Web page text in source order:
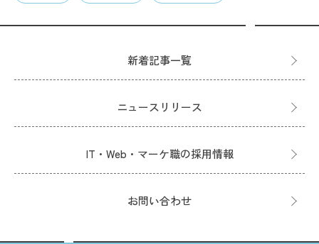
新着記事一覧
ニュースリリース
IT・Web・マーケ職の採用情報
お問い合わせ